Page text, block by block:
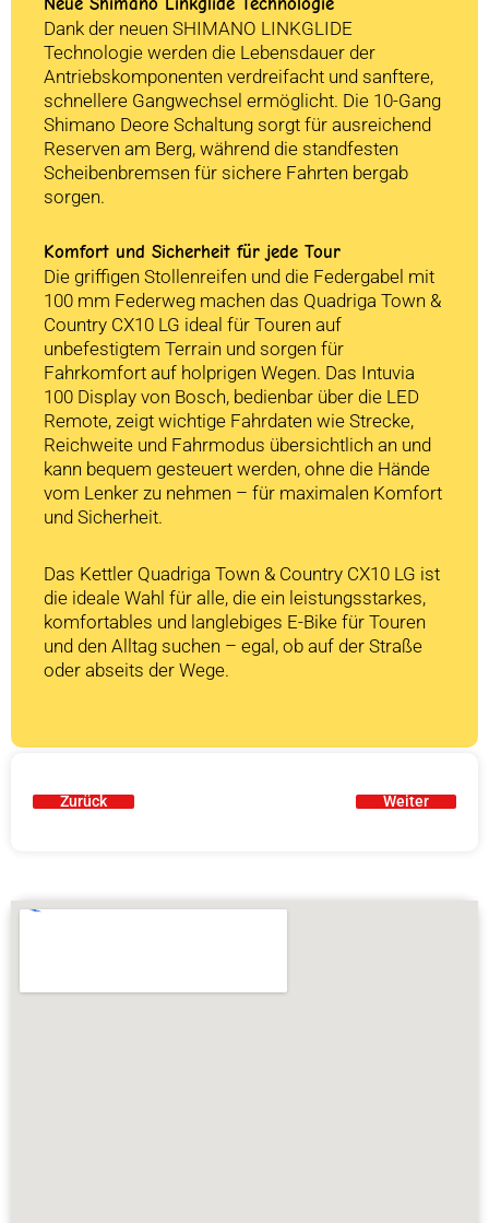
Dank der neuen SHIMANO LINKGLIDE
Technologie werden die Lebensdauer der
Antriebskomponenten verdreifacht und sanftere,
schnellere Gangwechsel ermöglicht. Die 10-Gang
Shimano Deore Schaltung sorgt für ausreichend
Reserven am Berg, während die standfesten
Scheibenbremsen für sichere Fahrten bergab
sorgen.
Komfort und Sicherheit für jede Tour
Die griffigen Stollenreifen und die Federgabel mit
100 mm Federweg machen das Quadriga Town &
Country CX10 LG ideal für Touren auf
unbefestigtem Terrain und sorgen für
Fahrkomfort auf holprigen Wegen. Das Intuvia
100 Display von Bosch, bedienbar über die LED
Remote, zeigt wichtige Fahrdaten wie Strecke,
Reichweite und Fahrmodus übersichtlich an und
kann bequem gesteuert werden, ohne die Hände
vom Lenker zu nehmen – für maximalen Komfort
und Sicherheit.
Das Kettler Quadriga Town & Country CX10 LG ist
die ideale Wahl für alle, die ein leistungsstarkes,
komfortables und langlebiges E-Bike für Touren
und den Alltag suchen – egal, ob auf der Straße
oder abseits der Wege.
Zurück Weiter